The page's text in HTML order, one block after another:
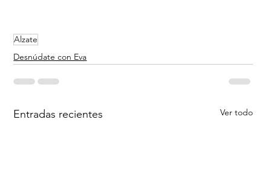
Alzate
Desnúdate con Eva
Entradas recientes Ver todo